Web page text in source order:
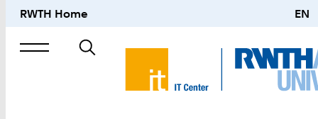
RWTH Home EN
Suche
nach